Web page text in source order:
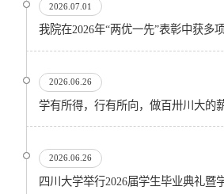
2026.07.01
我院在2026年“两优一先”表彰中获多
2026.06.26
2026.06.26
四川大学举行2026届学生毕业典礼暨